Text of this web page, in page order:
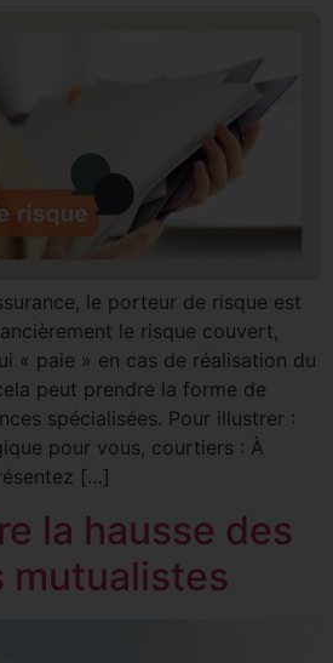
le porteur de risque est
le risque couvert,
« paie » en cas de réalisation du
peut prendre la forme de
spécialisées. Pour illustrer :
pour vous, courtiers : À
[…]
la hausse des
mutualistes